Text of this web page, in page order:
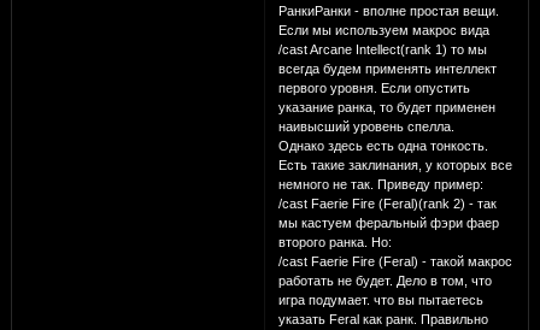
РанкиРанки - вполне простая вещи.
Если мы используем макрос вида
/cast Arcane Intellect(rank 1) то мы
всегда будем применять интеллект
первого уровня. Если опустить
указание ранка, то будет применен
наивысший уровень спелла.
Однако здесь есть одна тонкость.
Есть такие заклинания, у которых все
немного не так. Приведу пример:
/cast Faerie Fire (Feral)(rank 2) - так
мы кастуем феральный фэри фаер
второго ранка. Но:
/cast Faerie Fire (Feral) - такой макрос
работать не будет. Дело в том, что
игра подумает. что вы пытаетесь
указать Feral как ранк. Правильно